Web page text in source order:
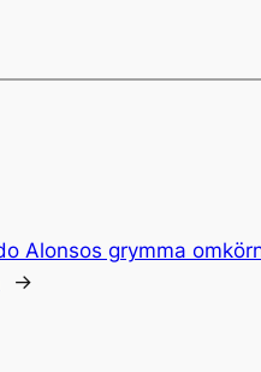
Alonsos grymma
→